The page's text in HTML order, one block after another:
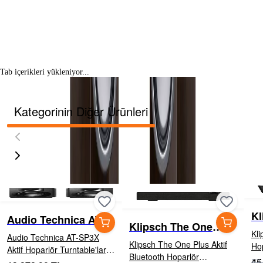
Tab içerikleri yükleniyor...
Kategorinin Diğer Ürünleri
Audio Technica AT-
SP3X Aktif Hoparlör
Audio Technica AT-SP3X
Aktif Hoparlör Turntable'lar,
Klipsch The One
Plus Aktif Bluetooth
Hoparlör
Klipsch The One Plus Aktif
Bluetooth Hoparlör